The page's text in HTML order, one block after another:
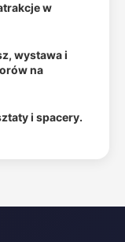
w
wystawa i
na
i spacery.